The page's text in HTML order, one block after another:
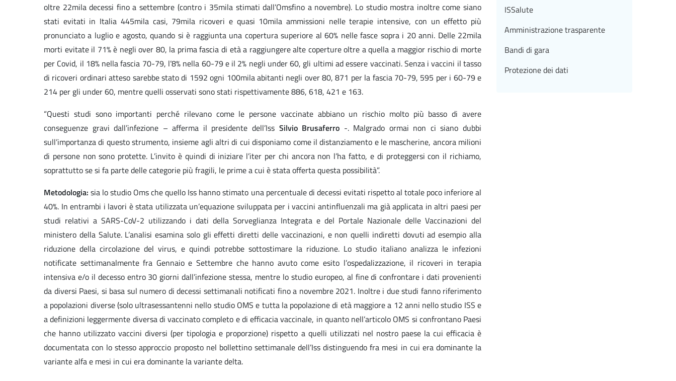
oltre 22mila decessi fino a settembre (contro i 35mila stimati dall’Omsfino a novembre). Lo studio mostra inoltre come siano
stati evitati in Italia 445mila casi, 79mila ricoveri e quasi 10mila ammissioni nelle terapie intensive, con un effetto più
pronunciato a luglio e agosto, quando si è raggiunta una copertura superiore al 60% nelle fasce sopra i 20 anni. Delle 22mila
morti evitate il 71% è negli over 80, la prima fascia di età a raggiungere alte coperture oltre a quella a maggior rischio di morte
per Covid, il 18% nella fascia 70-79, l’8% nella 60-79 e il 2% negli under 60, gli ultimi ad essere vaccinati. Senza i vaccini il tasso
di ricoveri ordinari atteso sarebbe stato di 1592 ogni 100mila abitanti negli over 80, 871 per la fascia 70-79, 595 per i 60-79 e
214 per gli under 60, mentre quelli osservati sono stati rispettivamente 886, 618, 421 e 163.
“Questi studi sono importanti perché rilevano come le persone vaccinate abbiano un rischio molto più basso di avere
conseguenze gravi dall’infezione – afferma il presidente dell’Iss Silvio Brusaferro -. Malgrado ormai non ci siano dubbi
sull’importanza di questo strumento, insieme agli altri di cui disponiamo come il distanziamento e le mascherine, ancora milioni
di persone non sono protette. L’invito è quindi di iniziare l’iter per chi ancora non l’ha fatto, e di proteggersi con il richiamo,
soprattutto se si fa parte delle categorie più fragili, le prime a cui è stata offerta questa possibilità”.
Metodologia: sia lo studio Oms che quello Iss hanno stimato una percentuale di decessi evitati rispetto al totale poco inferiore al
40%. In entrambi i lavori è stata utilizzata un’equazione sviluppata per i vaccini antinfluenzali ma già applicata in altri paesi per
studi relativi a SARS-CoV-2 utilizzando i dati della Sorveglianza Integrata e del Portale Nazionale delle Vaccinazioni del
ministero della Salute. L’analisi esamina solo gli effetti diretti delle vaccinazioni, e non quelli indiretti dovuti ad esempio alla
riduzione della circolazione del virus, e quindi potrebbe sottostimare la riduzione. Lo studio italiano analizza le infezioni
notificate settimanalmente fra Gennaio e Settembre che hanno avuto come esito l’ospedalizzazione, il ricoveri in terapia
intensiva e/o il decesso entro 30 giorni dall’infezione stessa, mentre lo studio europeo, al fine di confrontare i dati provenienti
da diversi Paesi, si basa sul numero di decessi settimanali notificati fino a novembre 2021. Inoltre i due studi fanno riferimento
a popolazioni diverse (solo ultrasessantenni nello studio OMS e tutta la popolazione di età maggiore a 12 anni nello studio ISS e
a definizioni leggermente diversa di vaccinato completo e di efficacia vaccinale, in quanto nell’articolo OMS si confrontano Paesi
che hanno utilizzato vaccini diversi (per tipologia e proporzione) rispetto a quelli utilizzati nel nostro paese la cui efficacia è
documentata con lo stesso approccio proposto nel bollettino settimanale dell’Iss distinguendo fra mesi in cui era dominante la
variante alfa e mesi in cui era dominante la variante delta.
ISSalute
Amministrazione trasparente
Bandi di gara
Protezione dei dati